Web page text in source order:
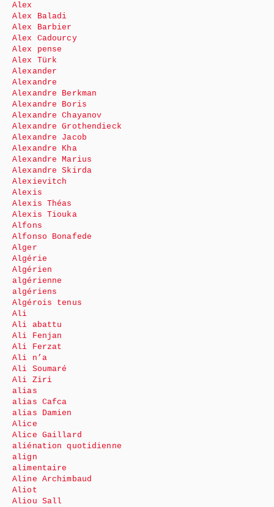
Alex
Alex Baladi
Alex Barbier
Alex Cadourcy
Alex pense
Alex Türk
Alexander
Alexandre
Alexandre Berkman
Alexandre Boris
Alexandre Chayanov
Alexandre Grothendieck
Alexandre Jacob
Alexandre Kha
Alexandre Marius
Alexandre Skirda
Alexievitch
Alexis
Alexis Théas
Alexis Tiouka
Alfons
Alfonso Bonafede
Alger
Algérie
Algérien
algérienne
algériens
Algérois tenus
Ali
Ali abattu
Ali Fenjan
Ali Ferzat
Ali n’a
Ali Soumaré
Ali Ziri
alias
alias Cafca
alias Damien
Alice
Alice Gaillard
aliénation quotidienne
align
alimentaire
Aline Archimbaud
Aliot
Aliou Sall